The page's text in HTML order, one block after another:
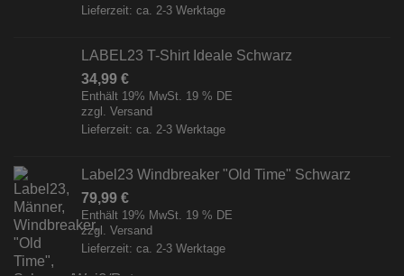
Lieferzeit: ca. 2-3 Werktage
LABEL23 T-Shirt Ideale Schwarz
34,99 €
Enthält 19% MwSt. 19 % DE
zzgl. Versand
Lieferzeit: ca. 2-3 Werktage
Label23 Windbreaker "Old Time" Schwarz
79,99 €
Enthält 19% MwSt. 19 % DE
zzgl. Versand
Lieferzeit: ca. 2-3 Werktage